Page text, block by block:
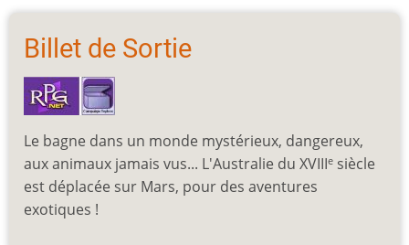
Billet de Sortie
Le bagne dans un monde mystérieux, dangereux,
aux animaux jamais vus... L'Australie du XVIIIe siècle
est déplacée sur Mars, pour des aventures
exotiques !